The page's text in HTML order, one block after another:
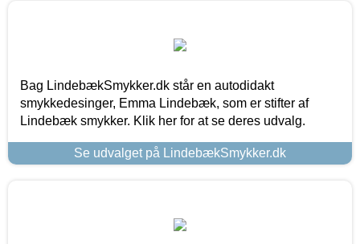
Bag LindebækSmykker.dk står en autodidakt
smykkedesinger, Emma Lindebæk, som er stifter af
Lindebæk smykker. Klik her for at se deres udvalg.
Se udvalget på LindebækSmykker.dk